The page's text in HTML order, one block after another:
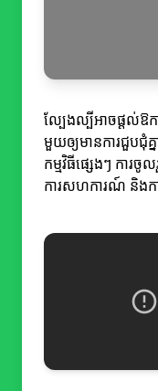
ល្បែងល្បីអាចផ្តល់
មួយឲ្យមានការជួបជុំ
កម្មវិធីផ្សេងៗ ការ
ការសហការណ៍ និងក